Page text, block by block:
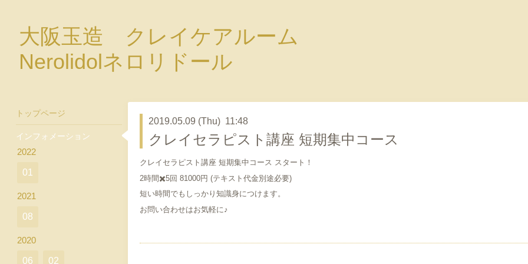
大阪玉造 クレイケアルーム
Nerolidolネロリドール
2019.05.09 (Thu) 11:48
クレイセラピスト講座 短期集中コース
クレイセラピスト講座 短期集中コース スタート！
2時間✖️5回 81000円 (テキスト代金別途必要)
短い時間でもしっかり知識身につけます。
お問い合わせはお気軽に♪
トップページ
インフォメーション
2022
01
2021
08
2020
06 02